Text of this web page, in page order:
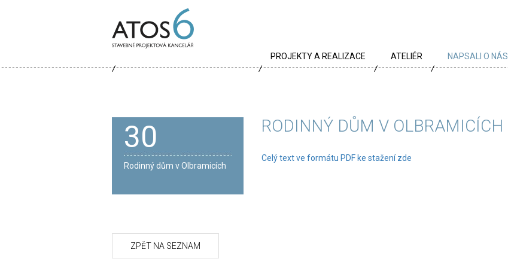
6
PROJEKTY A REALIZACE
ARCHÍV
ATELIÉR
KRÉDA
KARIÉRA
NAPSALI O NÁS
30
Rodinný dům v Olbramicích
RODINNÝ DŮM V OLBRAMICÍCH
Celý text ve formátu PDF ke stažení zde